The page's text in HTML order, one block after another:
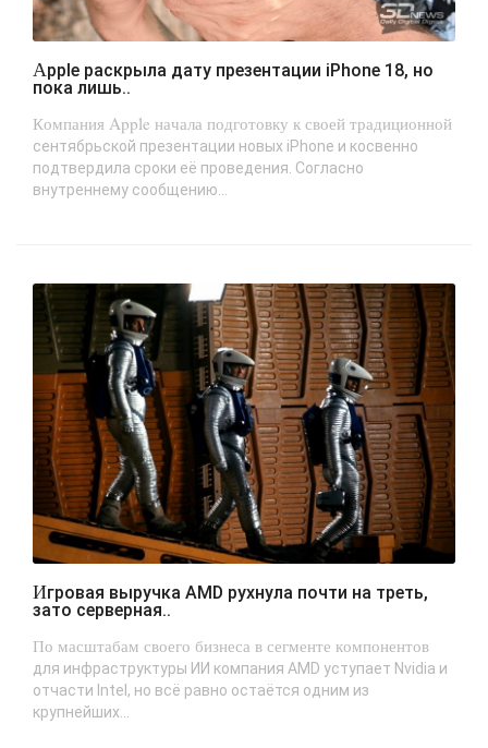
Apple раскрыла дату презентации iPhone 18, но
пока лишь..
Компания Apple начала подготовку к своей традиционной
сентябрьской презентации новых iPhone и косвенно
подтвердила сроки её проведения. Согласно
внутреннему сообщению...
Игровая выручка AMD рухнула почти на треть,
зато серверная..
По масштабам своего бизнеса в сегменте компонентов
для инфраструктуры ИИ компания AMD уступает Nvidia и
отчасти Intel, но всё равно остаётся одним из
крупнейших...